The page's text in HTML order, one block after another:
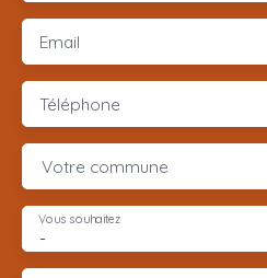
Email
Téléphone
Votre commune
-
Vous souhaitez